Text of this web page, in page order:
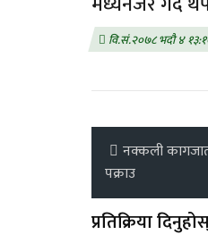
वि.सं.२०७८ भदौ ४
नक्कली
पक्राउ
प्रतिक्रिया